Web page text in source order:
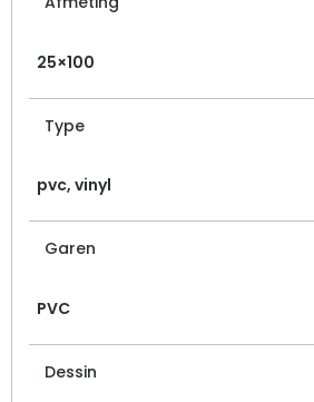
25×100
Type
pvc, vinyl
Garen
PVC
Dessin